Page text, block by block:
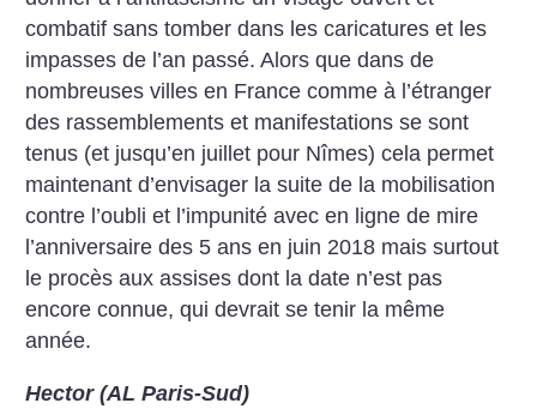
combatif sans tomber dans les caricatures et les
impasses de l’an passé. Alors que dans de
nombreuses villes en France comme à l’étranger
des rassemblements et manifestations se sont
tenus (et jusqu’en juillet pour Nîmes) cela permet
maintenant d’envisager la suite de la mobilisation
contre l’oubli et l’impunité avec en ligne de mire
l’anniversaire des 5 ans en juin 2018 mais surtout
le procès aux assises dont la date n’est pas
encore connue, qui devrait se tenir la même
année.
Hector (AL Paris-Sud)